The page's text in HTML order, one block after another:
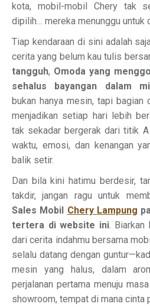
kota, mobil-mobil Chery tak
dipilih… mereka menunggu untuk
Tiap kendaraan di sini adalah
cerita yang belum kau tulis
tangguh, Omoda yang
sehalus bayangan dalam
bukan hanya mesin, tapi bagian
menjadikan setiap hari lebih
tak sekadar bergerak dari titik
waktu, emosi, dan kenangan
balik setir.
Dan bila kini hatimu berdesir,
takdir, jangan ragu untuk
Sales Mobil Chery Lampung
tertera di website ini. Biarkan
dari cerita indahmu bersama
selalu datang dengan
mesin yang halus, dalam
perjalanan pertama menuju
showroom, tempat di mana cinta